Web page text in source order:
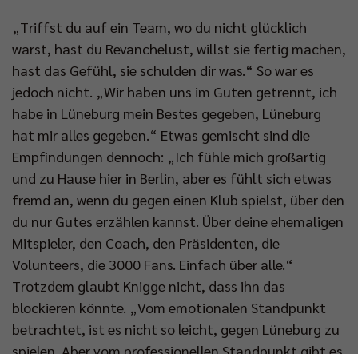
„Triffst du auf ein Team, wo du nicht glücklich
warst, hast du Revanchelust, willst sie fertig machen,
hast das Gefühl, sie schulden dir was.“ So war es
jedoch nicht. „Wir haben uns im Guten getrennt, ich
habe in Lüneburg mein Bestes gegeben, Lüneburg
hat mir alles gegeben.“ Etwas gemischt sind die
Empfindungen dennoch: „Ich fühle mich großartig
und zu Hause hier in Berlin, aber es fühlt sich etwas
fremd an, wenn du gegen einen Klub spielst, über den
du nur Gutes erzählen kannst. Über deine ehemaligen
Mitspieler, den Coach, den Präsidenten, die
Volunteers, die 3000 Fans. Einfach über alle.“
Trotzdem glaubt Knigge nicht, dass ihn das
blockieren könnte. „Vom emotionalen Standpunkt
betrachtet, ist es nicht so leicht, gegen Lüneburg zu